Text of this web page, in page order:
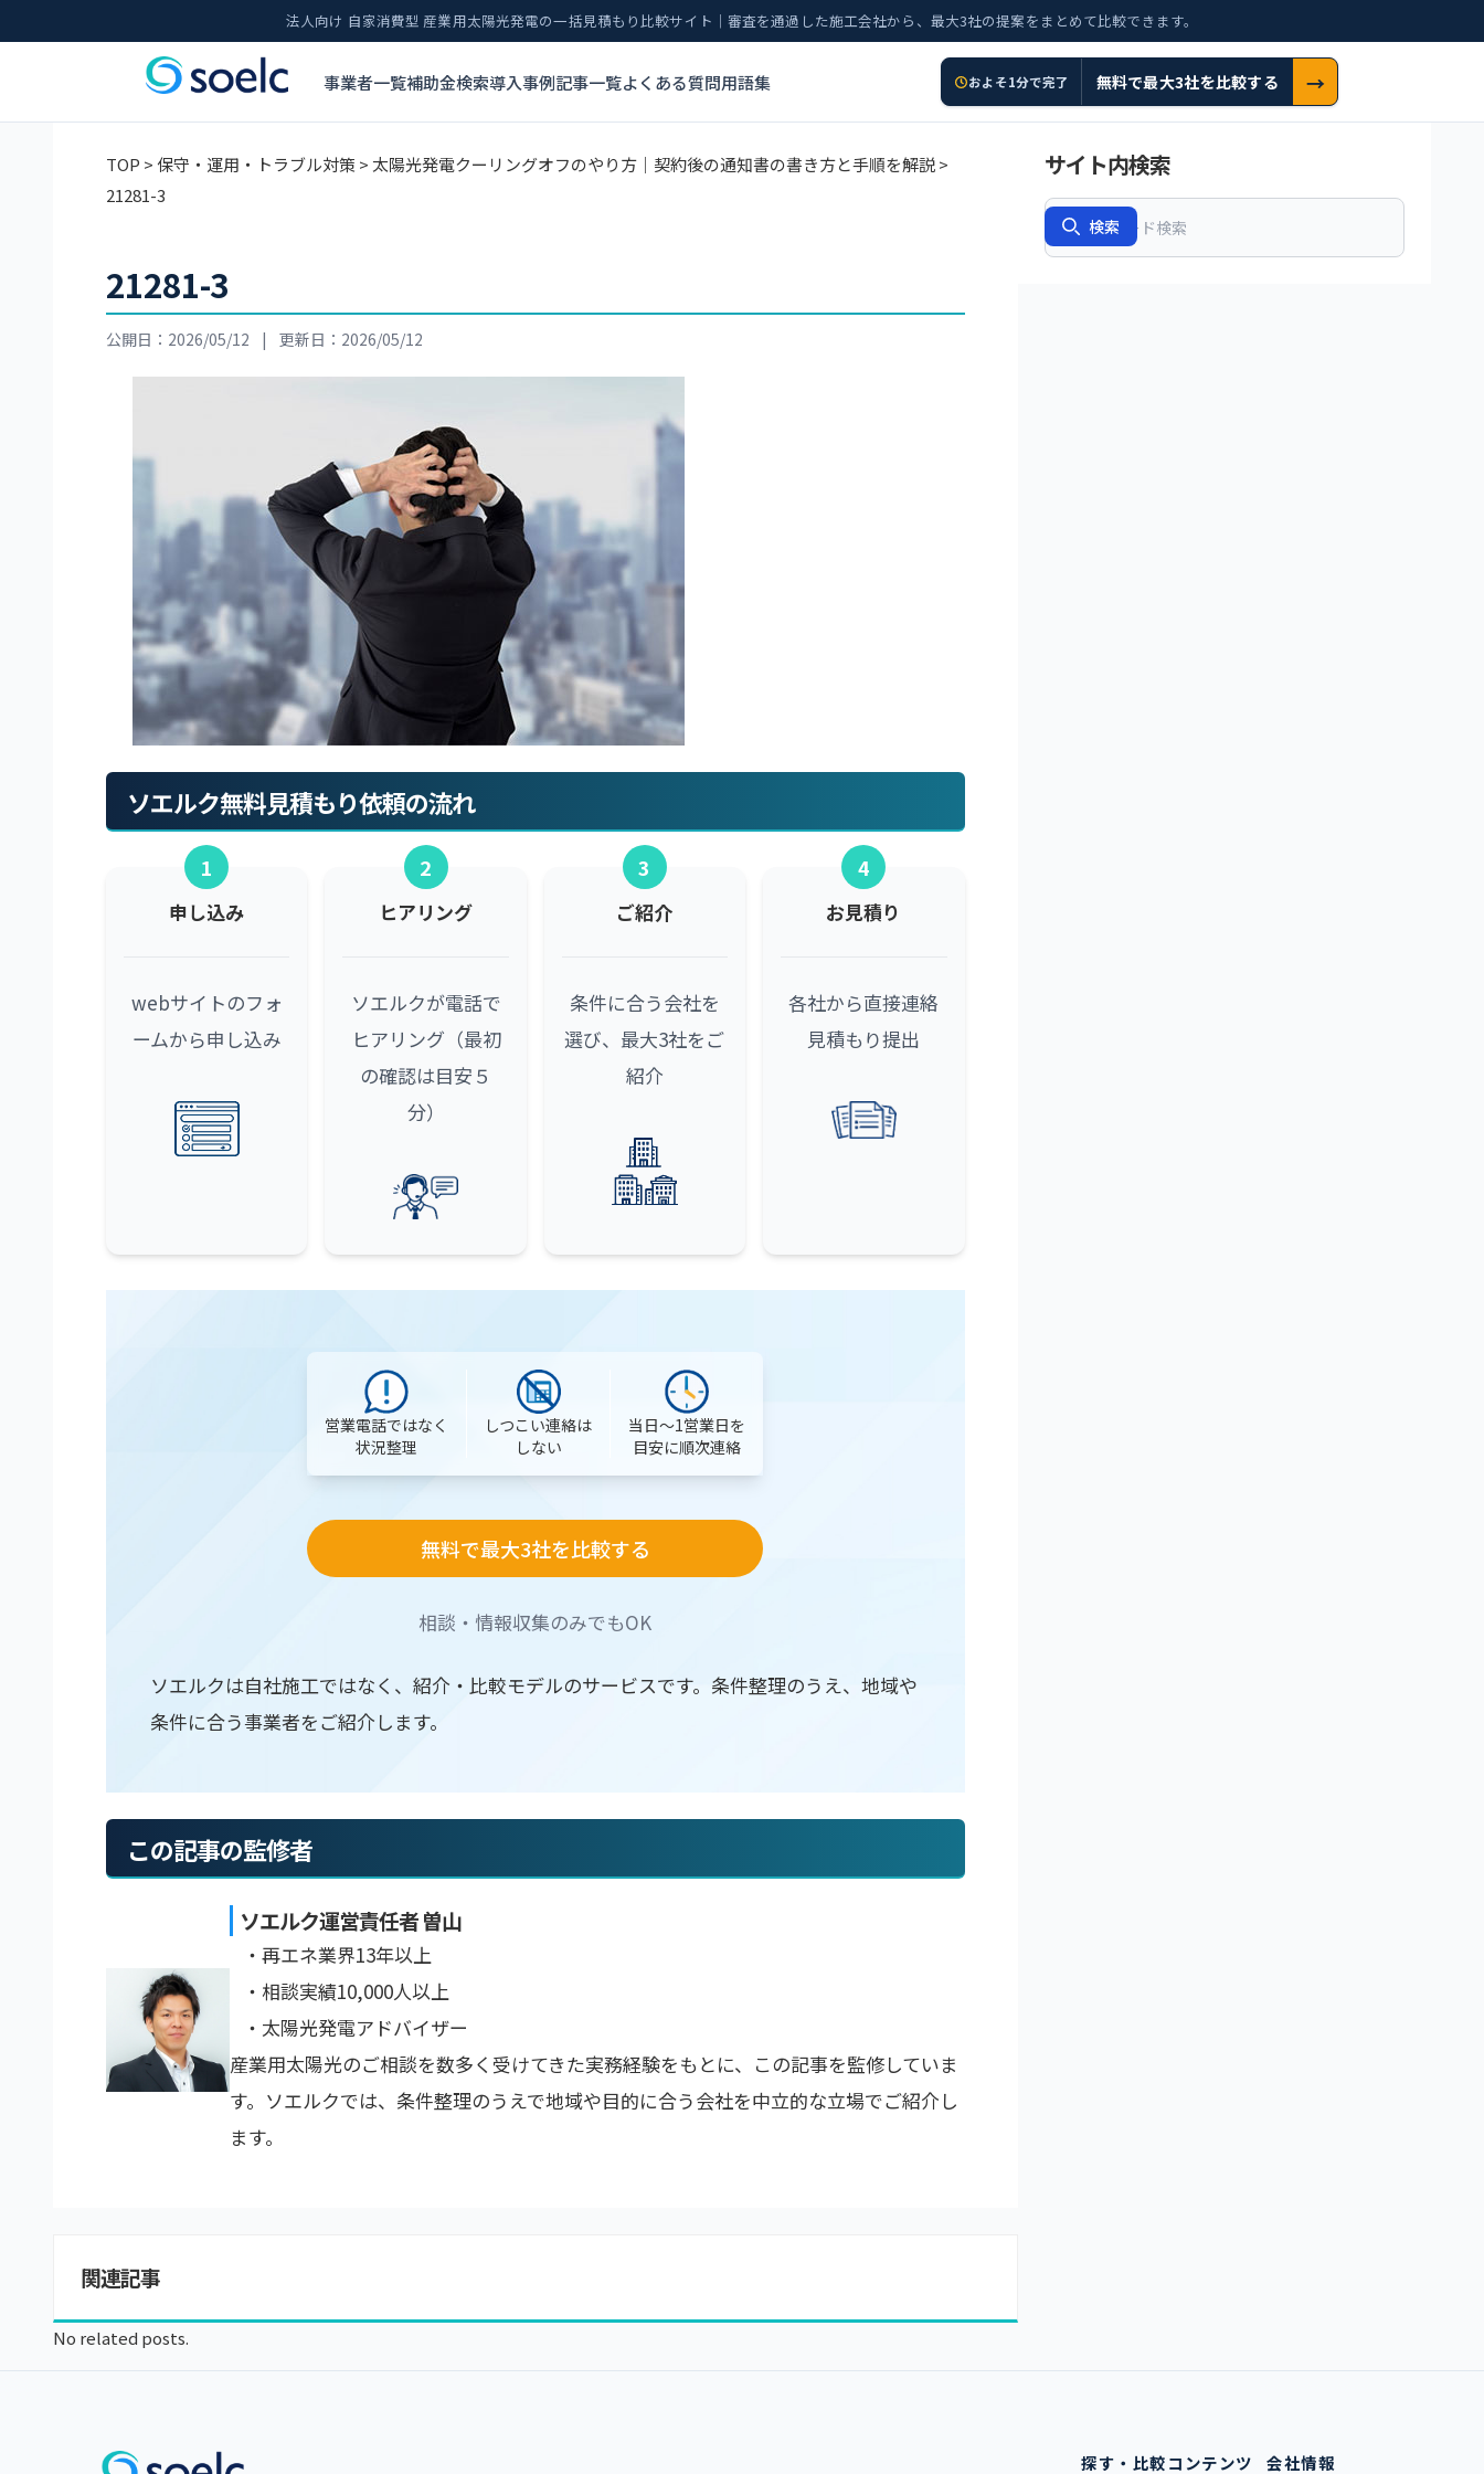
法人向け 自家消費型 産業用太陽光発電の一括見積もり比較サイト｜審査を通過した施工会社から、最大3社の提案をまとめて比較できます。
事業者一覧補助金検索導入事例記事一覧よくある質問用語集 およそ1分で完了 無料で最大3社を比較する →
TOP >保守・運用・トラブル対策 > 太陽光発電クーリングオフのやり方｜契約後の通知書の書き方と手順を解説>
21281-3
21281-3
公開日：2026/05/12 | 更新日：2026/05/12
ソエルク無料見積もり依頼の流れ
1
申し込み
webサイトのフォ
ームから申し込み
2
ヒアリング
ソエルクが電話で
ヒアリング（最初
の確認は目安５
分）
3
ご紹介
条件に合う会社を
選び、最大3社をご
紹介
4
お見積り
各社から直接連絡
見積もり提出
営業電話ではなく
状況整理
しつこい連絡は
しない
当日〜1営業日を
目安に順次連絡
無料で最大3社を比較する
相談・情報収集のみでもOK
ソエルクは自社施工ではなく、紹介・比較モデルのサービスです。条件整理のうえ、地域や
条件に合う事業者をご紹介します。
この記事の監修者
ソエルク運営責任者 曽山
・再エネ業界13年以上
・相談実績10,000人以上
・太陽光発電アドバイザー
産業用太陽光のご相談を数多く受けてきた実務経験をもとに、この記事を監修していま
す。ソエルクでは、条件整理のうえで地域や目的に合う会社を中立的な立場でご紹介し
ます。
関連記事
No related posts.
サイト内検索
Search
検索
探す・比較コンテンツ 会社情報